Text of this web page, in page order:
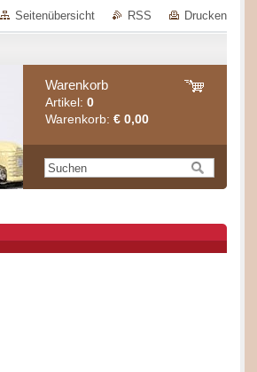
Seitenübersicht RSS Drucken
Warenkorb
Artikel: 0
Warenkorb: € 0,00